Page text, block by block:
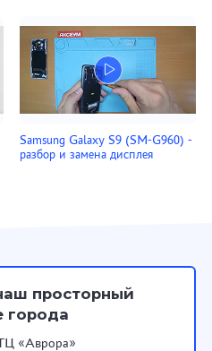
Samsung Galaxy S9 (SM-G960) -
разбор и замена дисплея
просторный
города
«Аврора»